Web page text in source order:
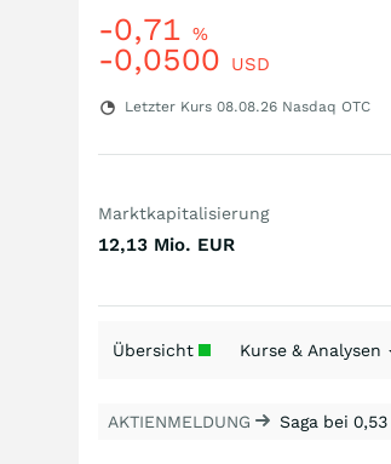
-0,71 %
-0,0500 USD
Letzter Kurs 08.08.26 Nasdaq OTC
Marktkapitalisierung
12,13 Mio. EUR
Übersicht Kurse & Analysen
AKTIENMELDUNG Saga bei